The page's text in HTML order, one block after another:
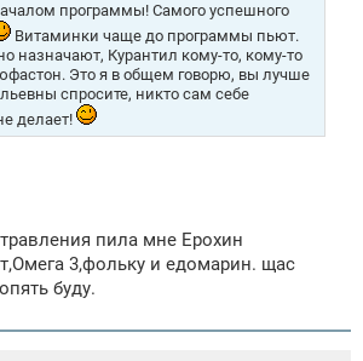
программы! Самого успешного
Витаминки чаще до программы пьют.
назначают, Курантил кому-то, кому-то
Это я в общем говорю, вы лучше
спросите, никто сам себе
делает!
пила мне Ерохин
3,фольку и едомарин. щас
буду.